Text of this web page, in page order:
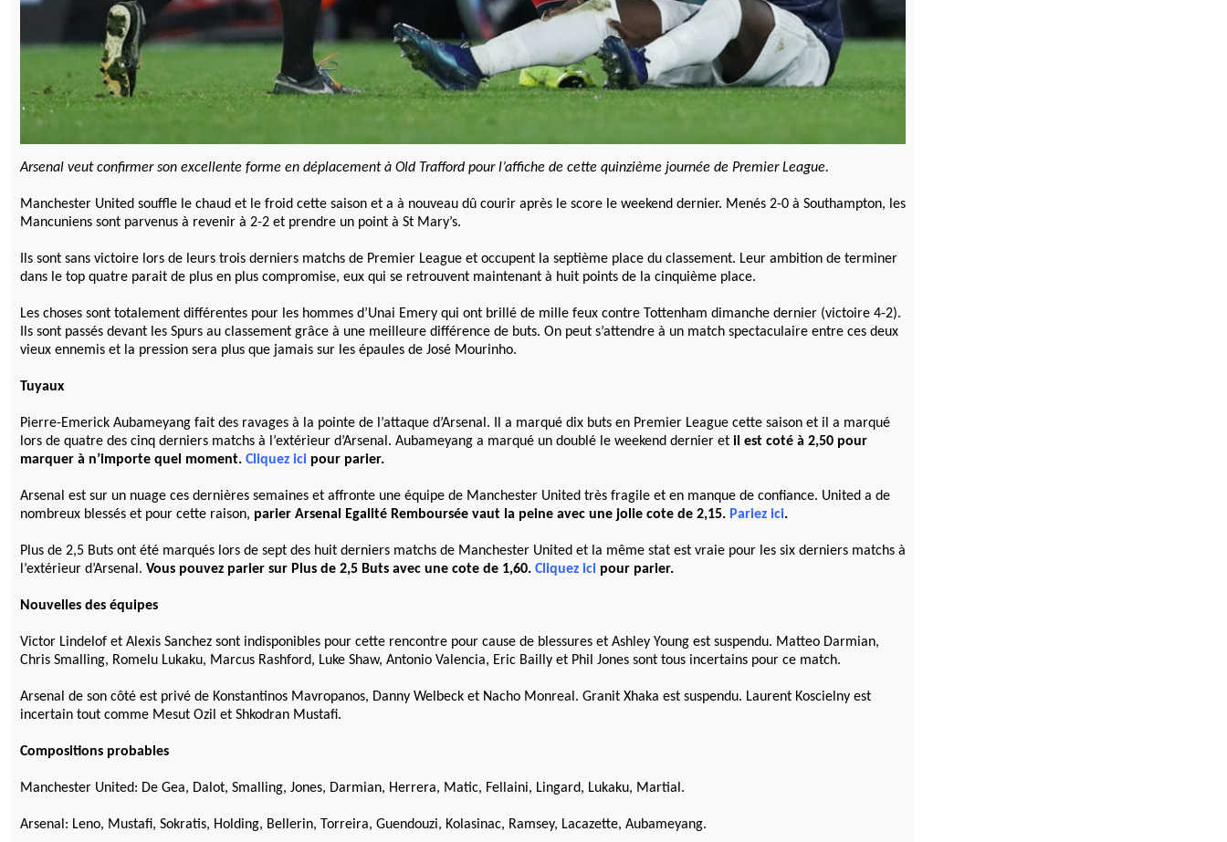
Arsenal veut confirmer son excellente forme en déplacement à Old Trafford pour l’affiche de cette quinzième journée de Premier League.
Manchester United souffle le chaud et le froid cette saison et a à nouveau dû courir après le score le weekend dernier. Menés 2-0 à Southampton, les
Mancuniens sont parvenus à revenir à 2-2 et prendre un point à St Mary’s.
Ils sont sans victoire lors de leurs trois derniers matchs de Premier League et occupent la septième place du classement. Leur ambition de terminer
dans le top quatre parait de plus en plus compromise, eux qui se retrouvent maintenant à huit points de la cinquième place.
Les choses sont totalement différentes pour les hommes d’Unai Emery qui ont brillé de mille feux contre Tottenham dimanche dernier (victoire 4-2).
Ils sont passés devant les Spurs au classement grâce à une meilleure différence de buts. On peut s’attendre à un match spectaculaire entre ces deux
vieux ennemis et la pression sera plus que jamais sur les épaules de José Mourinho.
Tuyaux
Pierre-Emerick Aubameyang fait des ravages à la pointe de l’attaque d’Arsenal. Il a marqué dix buts en Premier League cette saison et il a marqué
lors de quatre des cinq derniers matchs à l’extérieur d’Arsenal. Aubameyang a marqué un doublé le weekend dernier et il est coté à 2,50 pour
marquer à n’importe quel moment. Cliquez ici pour parier.
Arsenal est sur un nuage ces dernières semaines et affronte une équipe de Manchester United très fragile et en manque de confiance. United a de
nombreux blessés et pour cette raison, parier Arsenal Egalité Remboursée vaut la peine avec une jolie cote de 2,15. Pariez ici.
Plus de 2,5 Buts ont été marqués lors de sept des huit derniers matchs de Manchester United et la même stat est vraie pour les six derniers matchs à
l’extérieur d’Arsenal. Vous pouvez parier sur Plus de 2,5 Buts avec une cote de 1,60. Cliquez ici pour parier.
Nouvelles des équipes
Victor Lindelof et Alexis Sanchez sont indisponibles pour cette rencontre pour cause de blessures et Ashley Young est suspendu. Matteo Darmian,
Chris Smalling, Romelu Lukaku, Marcus Rashford, Luke Shaw, Antonio Valencia, Eric Bailly et Phil Jones sont tous incertains pour ce match.
Arsenal de son côté est privé de Konstantinos Mavropanos, Danny Welbeck et Nacho Monreal. Granit Xhaka est suspendu. Laurent Koscielny est
incertain tout comme Mesut Ozil et Shkodran Mustafi.
Compositions probables
Manchester United: De Gea, Dalot, Smalling, Jones, Darmian, Herrera, Matic, Fellaini, Lingard, Lukaku, Martial.
Arsenal: Leno, Mustafi, Sokratis, Holding, Bellerin, Torreira, Guendouzi, Kolasinac, Ramsey, Lacazette, Aubameyang.